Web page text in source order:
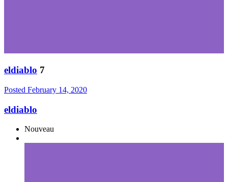
eldiablo 7
Posted February 14, 2020
eldiablo
Nouveau